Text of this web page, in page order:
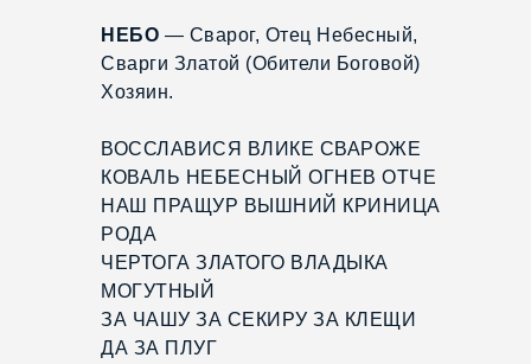
НЕБО — Сварог, Отец Небесный,
Сварги Златой (Обители Боговой)
Хозяин.
ВОССЛАВИСЯ ВЛИКЕ СВАРОЖЕ
КОВАЛЬ НЕБЕСНЫЙ ОГНЕВ ОТЧЕ
НАШ ПРАЩУР ВЫШНИЙ КРИНИЦА
РОДА
ЧЕРТОГА ЗЛАТОГО ВЛАДЫКА
МОГУТНЫЙ
ЗА ЧАШУ ЗА СЕКИРУ ЗА КЛЕЩИ
ДА ЗА ПЛУГ